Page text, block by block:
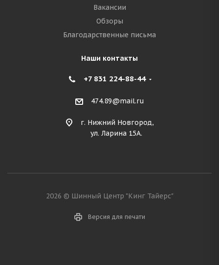
Вакансии
Обзоры
Благодарственные письма
Наши контакты
+7 831 224-88-44
474.89@mail.ru
г. Нижний Новгород,
ул. Ларина 15А.
2026 © Шинный Центр "Кинг Тайерс"
Версия для печати